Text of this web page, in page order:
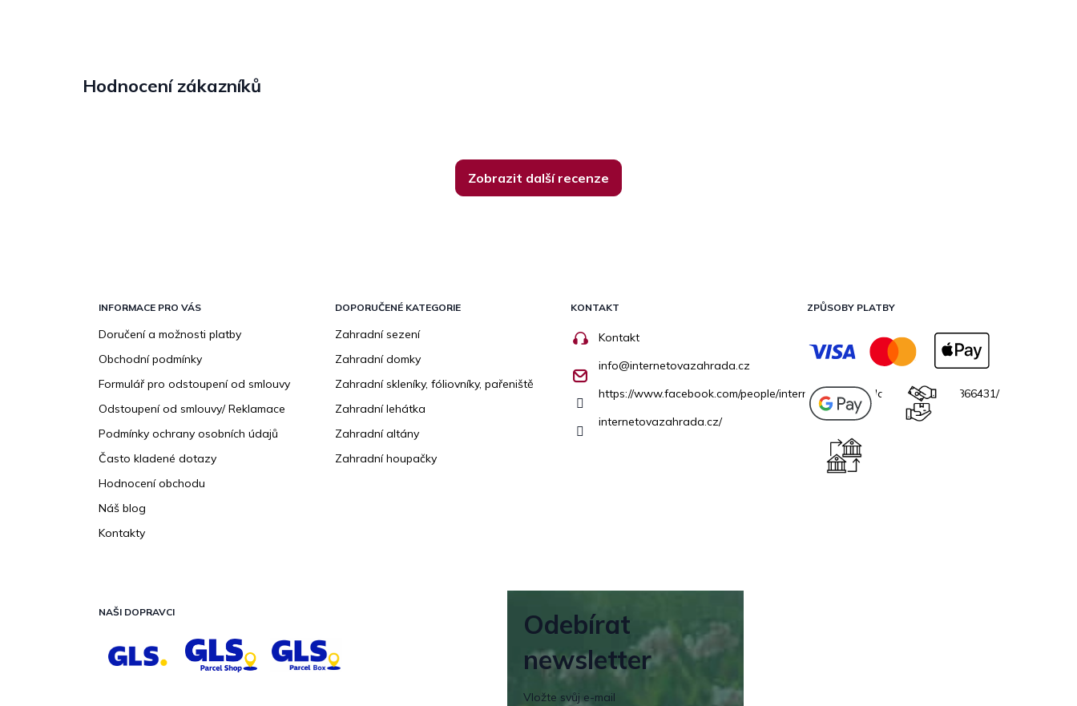
Hodnocení zákazníků
Zobrazit další recenze
INFORMACE PRO VÁS
Doručení a možnosti platby
Obchodní podmínky
Formulář pro odstoupení od smlouvy
Odstoupení od smlouvy/ Reklamace
Podmínky ochrany osobních údajů
Často kladené dotazy
Hodnocení obchodu
Náš blog
Kontakty
DOPORUČENÉ KATEGORIE
Zahradní sezení
Zahradní domky
Zahradní skleníky, fóliovníky, pařeniště
Zahradní lehátka
Zahradní altány
Zahradní houpačky
KONTAKT
Kontakt
info@internetovazahrada.cz
https://www.facebook.com/people/internetovazahradacz/100069706866431/
internetovazahrada.cz/
ZPŮSOBY PLATBY
NAŠI DOPRAVCI
Odebírat
newsletter
Vložte svůj e-mail